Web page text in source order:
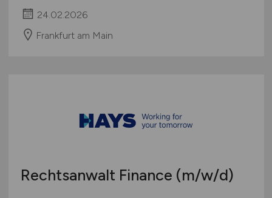
24.02.2026
Frankfurt am Main
Rechtsanwalt Finance (m/w/d)